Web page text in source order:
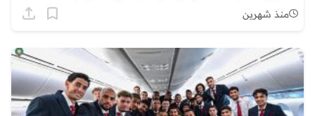
منذ شهرين